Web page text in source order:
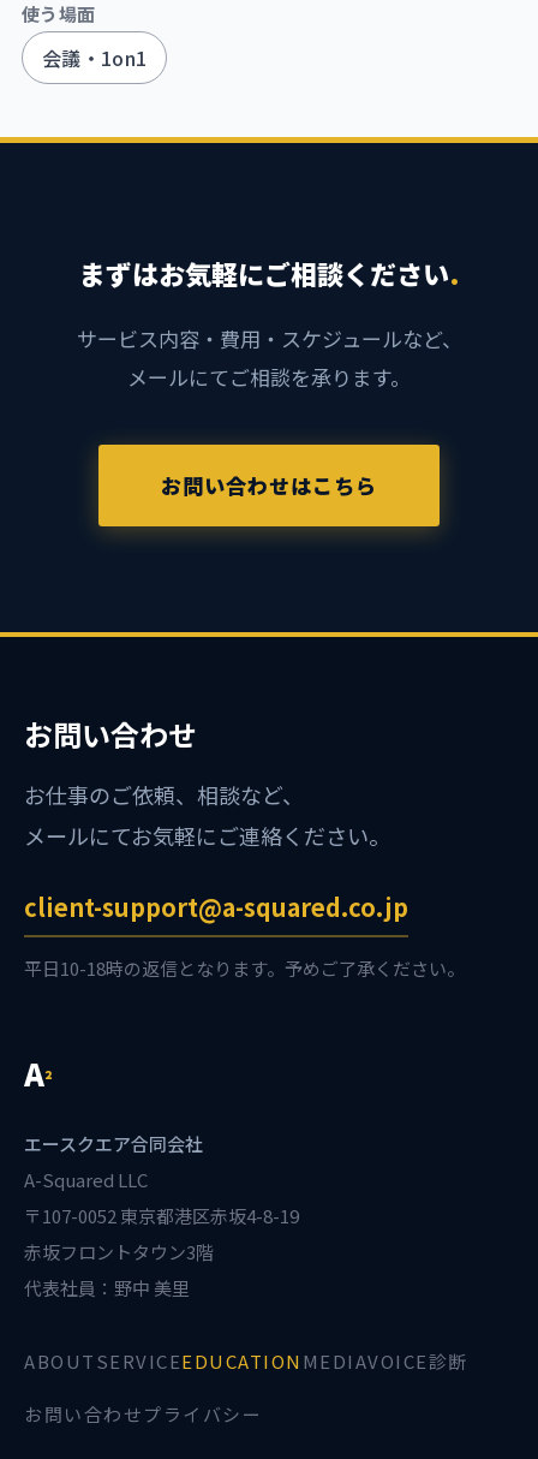
使う場面
会議・1on1
まずはお気軽にご相談ください.
サービス内容・費用・スケジュールなど、
メールにてご相談を承ります。
お問い合わせはこちら
お問い合わせ
お仕事のご依頼、相談など、
メールにてお気軽にご連絡ください。
client-support@a-squared.co.jp
平日10-18時の返信となります。予めご了承ください。
A²
エースクエア合同会社
A-Squared LLC
〒107-0052 東京都港区赤坂4-8-19
赤坂フロントタウン3階
代表社員：野中 美里
ABOUTSERVICEEDUCATION MEDIAVOICE診断
お問い合わせプライバシー